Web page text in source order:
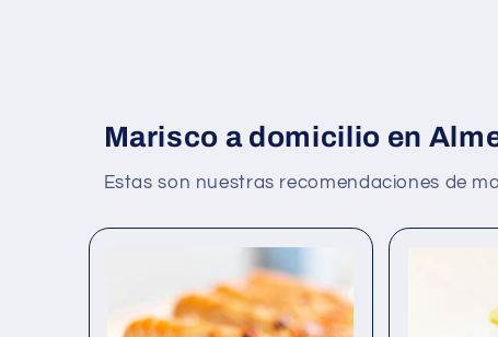
Marisco a domicilio en
Estas son nuestras recomendaciones de